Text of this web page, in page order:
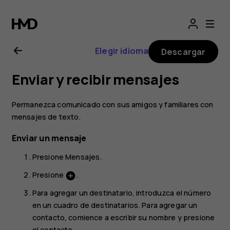
Manual
del
usuario
de
Nokia 2
Elegir idioma Descargar
Enviar y recibir mensajes
Permanezca comunicado con sus amigos y familiares con
mensajes de texto.
Enviar un mensaje
PresioneMensajes.
Presione add_circle.
Para agregar un destinatario, introduzca el número
en un cuadro de destinatarios. Para agregar un
contacto, comience a escribir su nombre y presione